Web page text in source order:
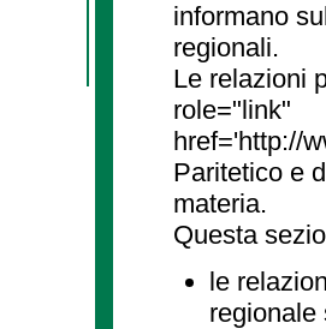
informano
regionali.
Le relazioni
role="link"
href='http://
Paritetico e
materia.
Questa
le
regionale